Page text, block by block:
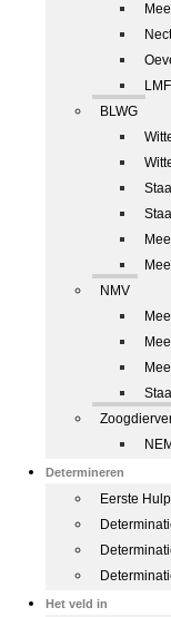
BLWG
NMV
Determineren
Eerste
Het veld in